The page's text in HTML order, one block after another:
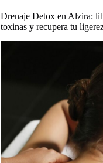
Drenaje Detox en Alzira:
toxinas y recupera tu